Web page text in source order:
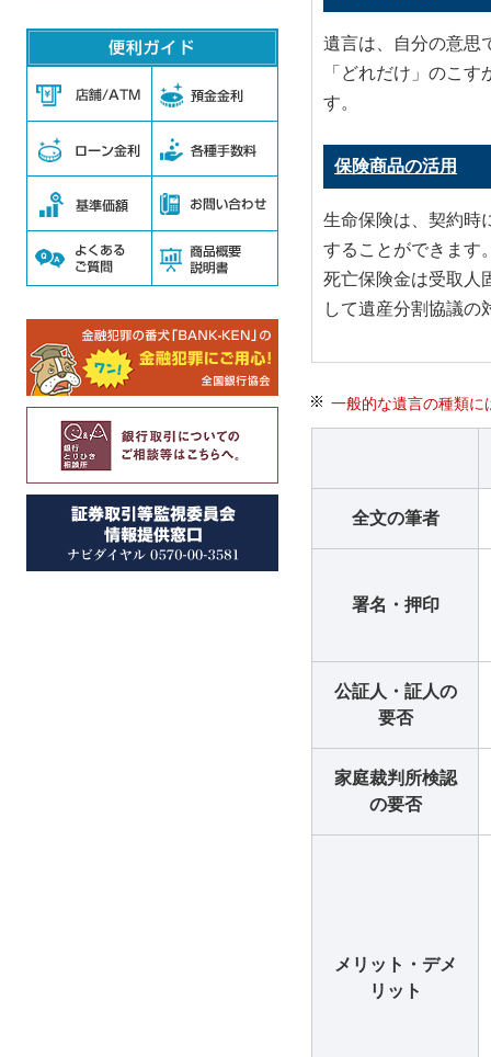
遺言は、自分の意思
「どれだけ」のこ
す。
保険商品の活用
生命保険は、契約時
することができます
死亡保険金は受取人
して遺産分割協議の
一般的な遺言の種類に
全文の筆者
署名・押印
公証人・証人の
要否
家庭裁判所検認
の要否
メリット・デメ
リット